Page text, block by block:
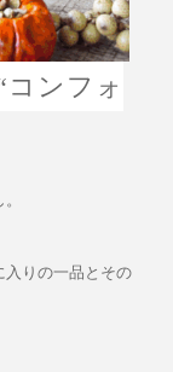
コンフォ
りの一品とその